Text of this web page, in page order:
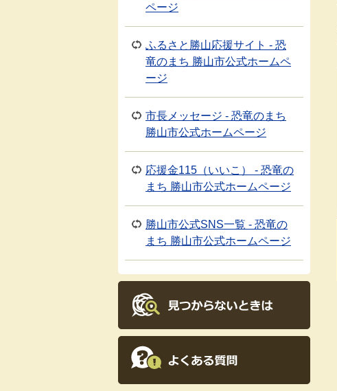
ページ
ふるさと勝山応援サイト - 恐
竜のまち 勝山市公式ホームペ
ージ
市長メッセージ - 恐竜のまち
勝山市公式ホームページ
応援金115（いいこ） - 恐竜の
まち 勝山市公式ホームページ
勝山市公式SNS一覧 - 恐竜の
まち 勝山市公式ホームページ